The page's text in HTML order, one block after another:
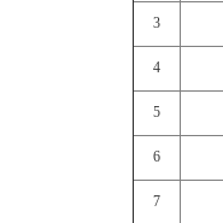
3
4
5
6
7